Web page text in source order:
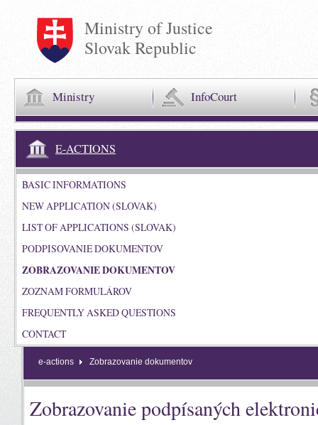
Ministry of Justice
Slovak Republic
Ministry InfoCourt
E-ACTIONS
BASIC INFORMATIONS
NEW APPLICATION (SLOVAK)
LIST OF APPLICATIONS (SLOVAK)
PODPISOVANIE DOKUMENTOV
ZOBRAZOVANIE DOKUMENTOV
ZOZNAM FORMULÁROV
FREQUENTLY ASKED QUESTIONS
CONTACT
e-actions Zobrazovanie dokumentov
Zobrazovanie podpísaných